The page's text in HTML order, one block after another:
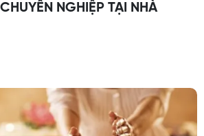
NGHIỆP TẠI NHÀ